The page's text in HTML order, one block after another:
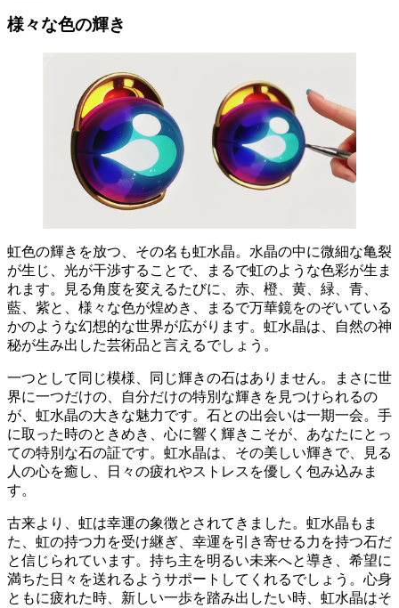
様々な色の輝き
虹色の輝きを放つ、その名も虹水晶。水晶の中に微細な亀裂
が生じ、光が干渉することで、まるで虹のような色彩が生ま
れます。
見る角度を変えるたびに、赤、橙、黄、緑、青、
藍、紫と、様々な色が煌めき、まるで万華鏡をのぞいている
かのような幻想的な世界が広がります。 虹水晶は、自然の神
秘が生み出した芸術品と言えるでしょう。
一つとして同じ模様、同じ輝きの石はありません。まさに世
界に一つだけの、自分だけの特別な輝きを見つけられるの
が、虹水晶の大きな魅力です。 石との出会いは一期一会。 手
に取った時のときめき、心に響く輝きこそが、あなたにとっ
ての特別な石の証です。虹水晶は、その美しい輝きで、見る
人の心を癒し、日々の疲れやストレスを優しく包み込みま
す。
古来より、虹は幸運の象徴とされてきました。 虹水晶もま
た、虹の持つ力を受け継ぎ、幸運を引き寄せる力を持つ石だ
と信じられています。持ち主を明るい未来へと導き、希望に
満ちた日々を送れるようサポートしてくれるでしょう。 心身
ともに疲れた時、新しい一歩を踏み出したい時、虹水晶はそ